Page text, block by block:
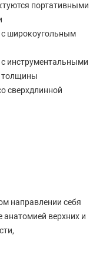
портативными
широкоугольным
инструментальными
толщины
сверхдлинной
направлении себя
верхних и